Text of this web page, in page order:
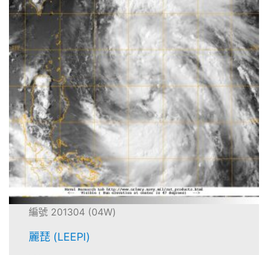
編號 201304 (04W)
麗琵 (LEEPI)